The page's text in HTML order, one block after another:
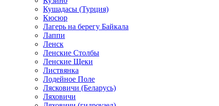
Кушадасы (Турция)
Кюсюр
Лагерь на берегу Байкала
Лаппи
Ленск
Ленские Столбы
Ленские Щеки
Листвянка
Лодейное Поле
Лясковичи (Беларусь)
Ляховичи